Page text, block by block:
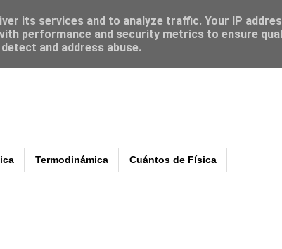
Termodinámica Cuántos de Física
its services and to analyze traffic. Your IP
performance and security metrics to ensure
and address abuse.